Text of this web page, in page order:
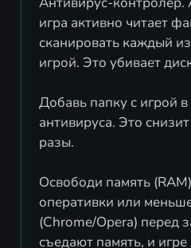
игра активно читает
сканировать каждый
игрой. Это убивает
Добавь папку с игрой
антивируса. Это
разы.
Освободи память
оперативки или
(Chrome/Opera) перед
съедают память, и